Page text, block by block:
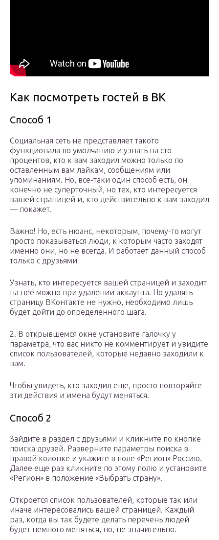
Как посмотреть гостей в ВК
Способ 1
Социальная сеть не представляет такого
функционала по умолчанию и узнать на сто
процентов, кто к вам заходил можно только по
оставленным вам лайкам, сообщениям или
упоминаниям. Но, все-таки один способ есть, он
конечно не суперточный, но тех, кто интересуется
вашей страницей и, кто действительно к вам заходил
— покажет.
Важно! Но, есть нюанс, некоторым, почему-то могут
просто показываться люди, к которым часто заходят
именно они, но не всегда. И работает данный способ
только с друзьями
Узнать, кто интересуется вашей страницей и заходит
на нее можно при удалении аккаунта. Но удалять
страницу ВКонтакте не нужно, необходимо лишь
будет дойти до определенного шага.
2. В открывшемся окне установите галочку у
параметра, что вас никто не комментирует и увидите
список пользователей, которые недавно заходили к
вам.
Чтобы увидеть, кто заходил еще, просто повторяйте
эти действия и имена будут меняться.
Способ 2
Зайдите в раздел с друзьями и кликните по кнопке
поиска друзей. Разверните параметры поиска в
правой колонке и укажите в поле «Регион» Россию.
Далее еще раз кликните по этому полю и установите
«Регион» в положение «Выбрать страну».
Откроется список пользователей, которые так или
иначе интересовались вашей страницей. Каждый
раз, когда вы так будете делать перечень людей
будет немного меняться, но, не значительно.